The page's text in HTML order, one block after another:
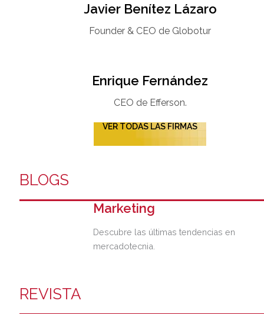
Javier Benítez Lázaro
Founder & CEO de Globotur​
Enrique Fernández
CEO de Efferson.
VER TODAS LAS FIRMAS
BLOGS
Marketing
Descubre las últimas tendencias en
mercadotecnia.
REVISTA